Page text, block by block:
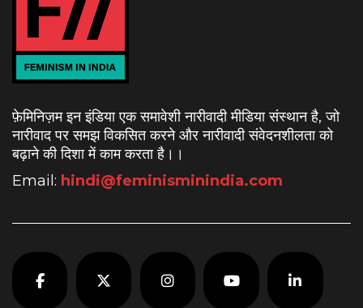
फ़ेमिनिज़म इन इंडिया एक समावेशी नारीवादी मीडिया संस्थान है, जो
नारीवाद पर समझ विकसित करने और नारीवादी संवेदनशीलता को
बढ़ाने की दिशा में काम करता है। ।
Email: hindi@feminisminindia.com